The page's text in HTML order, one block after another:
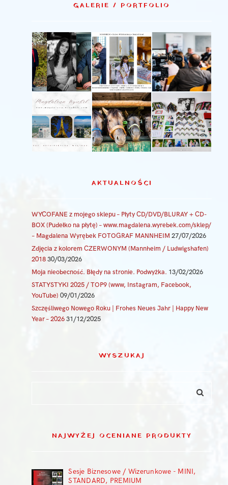
GALERIE / PORTFOLIO
AKTUALNOŚCI
WYCOFANE z mojego sklepu – Płyty CD/DVD/BLURAY + CD-
BOX (Pudełko na płytę) – www.magdalena.wyrebek.com/sklep/
– Magdalena Wyrębek FOTOGRAF MANNHEIM 27/07/2026
Zdjęcia z kolorem CZERWONYM (Mannheim / Ludwigshafen)
2018 30/03/2026
Moja nieobecność. Błędy na stronie. Podwyżka. 13/02/2026
STATYSTYKI 2025 / TOP9 (www, Instagram, Facebook,
YouTube) 09/01/2026
Szczęśliwego Nowego Roku | Frohes Neues Jahr | Happy New
Year – 2026 31/12/2025
WYSZUKAJ
NAJWYŻEJ OCENIANE PRODUKTY
Sesje Biznesowe / Wizerunkowe - MINI,
STANDARD, PREMIUM